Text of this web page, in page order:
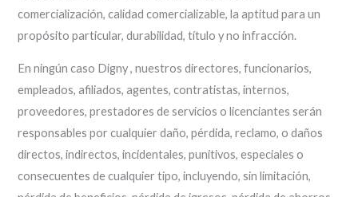
comercialización, calidad comercializable, la aptitud para un
propósito particular, durabilidad, título y no infracción.
En ningún caso Digny , nuestros directores, funcionarios,
empleados, afiliados, agentes, contratistas, internos,
proveedores, prestadores de servicios o licenciantes serán
responsables por cualquier daño, pérdida, reclamo, o daños
directos, indirectos, incidentales, punitivos, especiales o
consecuentes de cualquier tipo, incluyendo, sin limitación,